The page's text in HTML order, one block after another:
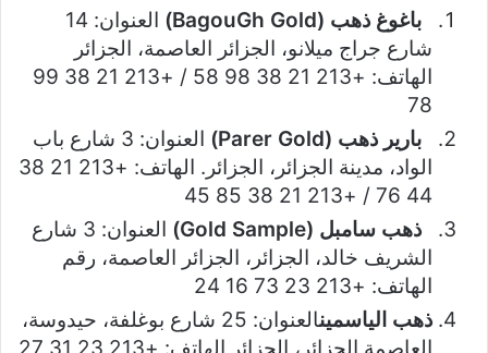
باغوغ ذهب (BagouGh Gold)
العنوان: 14
شارع جراج ميلانو، الجزائر العاصمة، الجزائر
الهاتف: +213 21 38 98 58 / +213 21 38 99
78
بارير ذهب (Parer Gold)
العنوان: 3 شارع باب
الواد، مدينة الجزائر، الجزائر. الهاتف: +213 21 38
44 76 / +213 21 38 85 45
ذهب سامبل (Gold Sample)
العنوان: 3 شارع
الشريف خالد، الجزائر، الجزائر العاصمة، رقم
الهاتف: +213 23 73 16 24
ذهب الياسمين
العنوان: 25 شارع بوغلفة، حيدوسة،
العاصمة الجزائر، الجزائر الهاتف: +213 23 31 27